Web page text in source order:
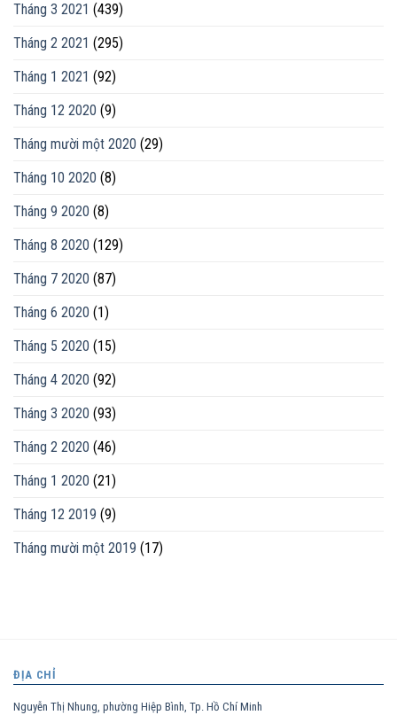
Tháng 3 2021 (439)
Tháng 2 2021 (295)
Tháng 1 2021 (92)
Tháng 12 2020 (9)
Tháng mười một 2020 (29)
Tháng 10 2020 (8)
Tháng 9 2020 (8)
Tháng 8 2020 (129)
Tháng 7 2020 (87)
Tháng 6 2020 (1)
Tháng 5 2020 (15)
Tháng 4 2020 (92)
Tháng 3 2020 (93)
Tháng 2 2020 (46)
Tháng 1 2020 (21)
Tháng 12 2019 (9)
Tháng mười một 2019 (17)
ĐỊA CHỈ
Nguyễn Thị Nhung, phường Hiệp Bình, Tp. Hồ Chí Minh